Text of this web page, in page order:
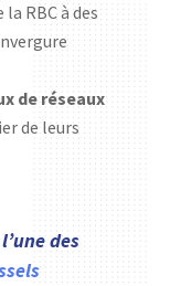
RBC à des
de réseaux
de leurs
l’une des